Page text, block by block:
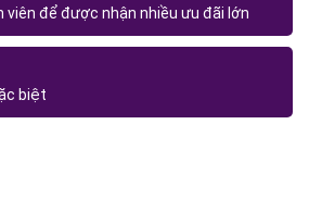
viên để được nhận nhiều ưu đãi lớn
biệt